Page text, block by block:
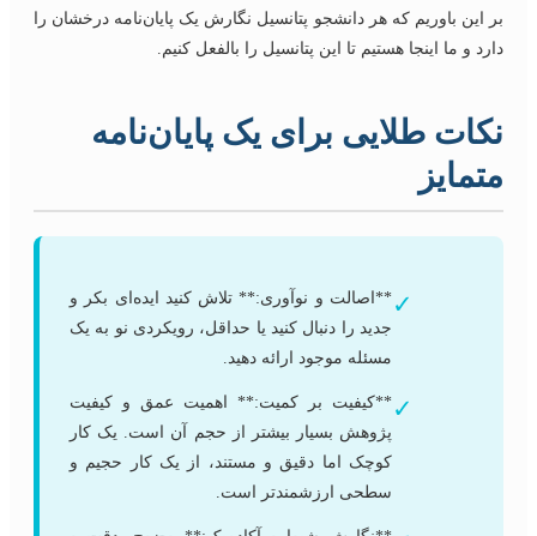
بر این باوریم که هر دانشجو پتانسیل نگارش یک پایان‌نامه درخشان را
دارد و ما اینجا هستیم تا این پتانسیل را بالفعل کنیم.
نکات طلایی برای یک پایان‌نامه
متمایز
✓ **اصالت و نوآوری:** تلاش کنید ایده‌ای بکر و
جدید را دنبال کنید یا حداقل، رویکردی نو به یک
مسئله موجود ارائه دهید.
✓ **کیفیت بر کمیت:** اهمیت عمق و کیفیت
پژوهش بسیار بیشتر از حجم آن است. یک کار
کوچک اما دقیق و مستند، از یک کار حجیم و
سطحی ارزشمندتر است.